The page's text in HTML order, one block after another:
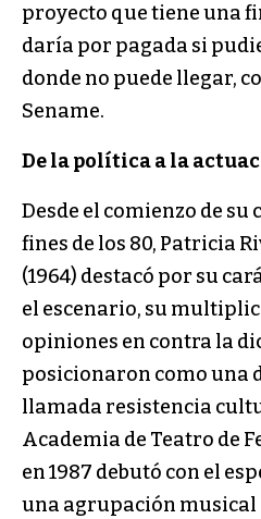
proyecto que tiene una
daría por pagada si
donde no puede llegar,
Sename.
De la política a la
Desde el comienzo de
fines de los 80, Patricia
(1964) destacó por su
el escenario, su
opiniones en contra la
posicionaron como una
llamada resistencia
Academia de Teatro de
en 1987 debutó con el
una agrupación